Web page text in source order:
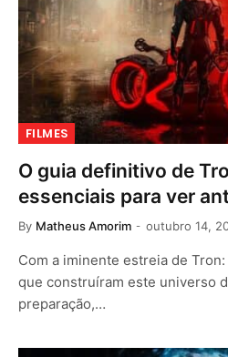
FILMES
O guia definitivo de
essenciais para ver
By Matheus Amorim outubro 14,
Com a iminente estreia de
que construíram este universo
preparação,…